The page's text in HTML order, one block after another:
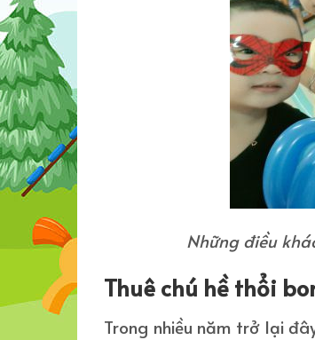
Những điều
Thuê chú hề thổi
Trong nhiều năm trở lại